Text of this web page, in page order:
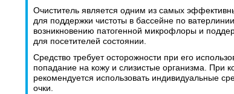
Очиститель является одним из самых
для поддержки чистоты в бассейне по
возникновению патогенной микрофлоры и
для посетителей состоянии.
Средство требует осторожности при его
попадание на кожу и слизистые организма. При
рекомендуется использовать индивидуальные
очки.